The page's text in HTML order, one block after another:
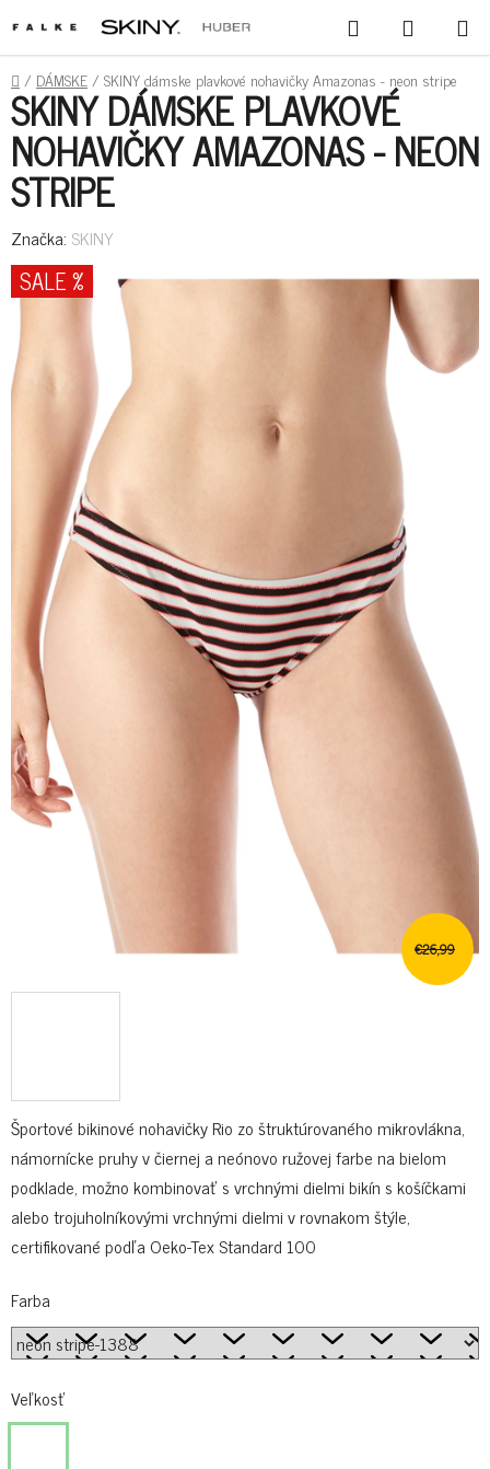
NA
OBSAH
HĽADAŤ
KOŠÍK
DOMOV
/ DÁMSKE/ SKINY dámske plavkové nohavičky Amazonas - neon stripe
Športové bikinové nohavičky Rio zo štruktúrovaného mikrovlákna,
námornícke pruhy v čiernej a neónovo ružovej farbe na bielom
podklade, možno kombinovať s vrchnými dielmi bikín s košíčkami
alebo trojuholníkovými vrchnými dielmi v rovnakom štýle,
certifikované podľa Oeko-Tex Standard 100
Farba
Veľkosť
SKINY DÁMSKE PLAVKOVÉ
NOHAVIČKY AMAZONAS - NEON
STRIPE
Značka: SKINY
SALE %
€26,99